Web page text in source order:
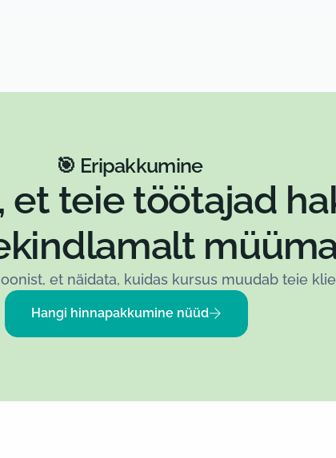
🎯 Eripakkumine
et teie töötajad
et näidata, kuidas kursus muudab teie
Hangi hinnapakkumine nüüd